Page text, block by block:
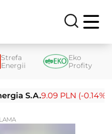
Strefa
Energii
Eko
Profity
S.A.9.09 PLN (-0.14%)